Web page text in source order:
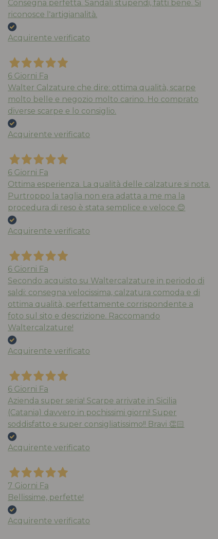
Consegna perfetta. Sandali stupendi, fatti bene. Si
riconosce l'artigianalità.
Acquirente verificato
6 Giorni Fa
Walter Calzature che dire: ottima qualità, scarpe
molto belle e negozio molto carino. Ho comprato
diverse scarpe e lo consiglio.
Acquirente verificato
6 Giorni Fa
Ottima esperienza. La qualità delle calzature si nota.
Purtroppo la taglia non era adatta a me ma la
procedura di reso è stata semplice e veloce 😊
Acquirente verificato
6 Giorni Fa
Secondo acquisto su Waltercalzature in periodo di
saldi: consegna velocissima, calzatura comoda e di
ottima qualità, perfettamente corrispondente a
foto sul sito e descrizione. Raccomando
Waltercalzature!
Acquirente verificato
6 Giorni Fa
Azienda super seria! Scarpe arrivate in Sicilia
(Catania) davvero in pochissimi giorni! Super
soddisfatto e super consigliatissimo!! Bravi 👏🏻
Acquirente verificato
7 Giorni Fa
Bellissime, perfette!
Acquirente verificato